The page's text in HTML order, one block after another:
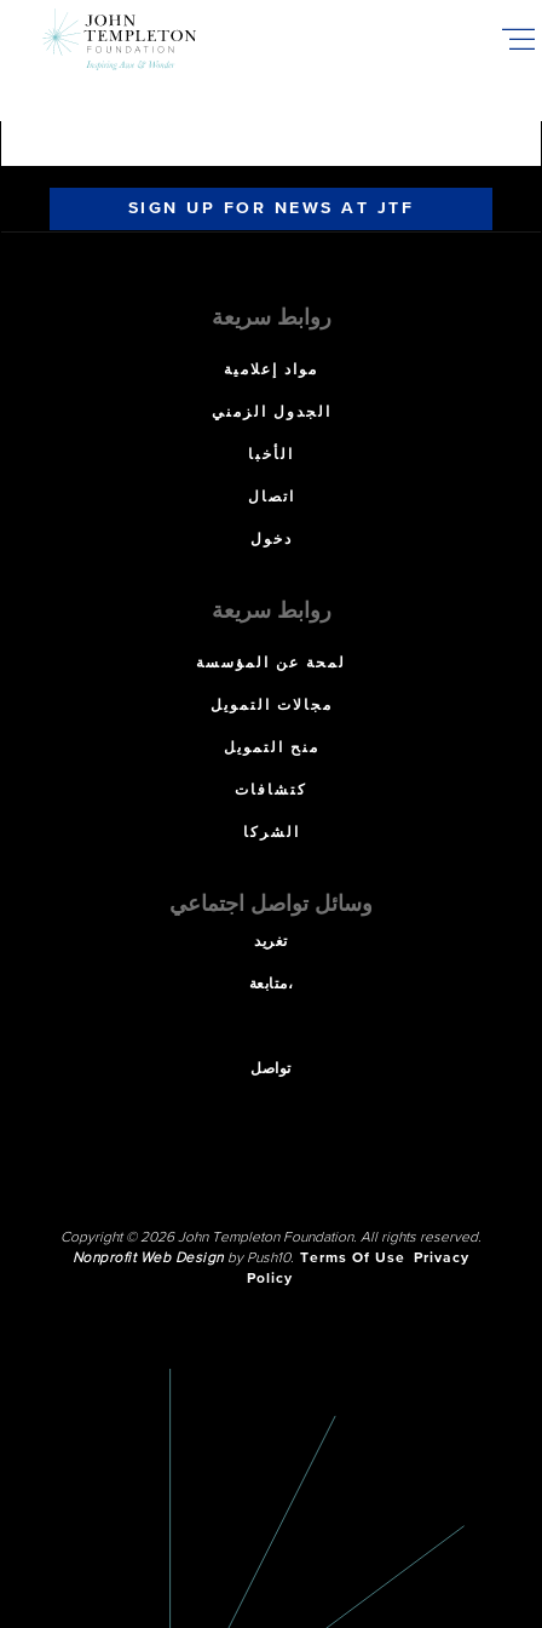
SIGN UP FOR NEWS AT JTF
روابط سريعة
مواد إعلامية
الجدول الزمني
الأخبا
اتصال
دخول
روابط سريعة
لمحة عن المؤسسة
مجالات التمويل
منح التمويل
كتشافات
الشركا
وسائل تواصل اجتماعي
تغريد
متابعة،
تواصل
Copyright © 2026 John Templeton Foundation. All rights reserved.
Nonprofit Web Designby Push10. Terms Of Use
Privacy
Policy